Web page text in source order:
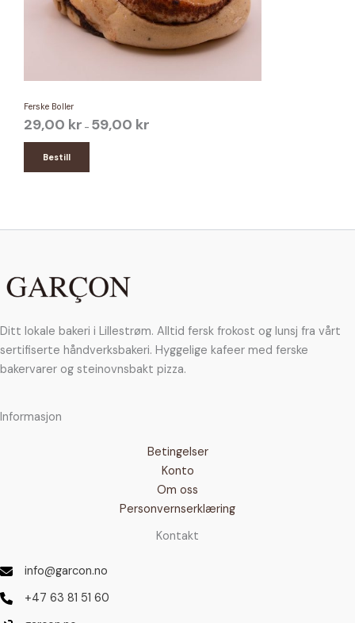
Ferske Boller
29,00 kr – 59,00 kr
Bestill
Ditt lokale bakeri i Lillestrøm. Alltid fersk frokost og lunsj fra vårt
sertifiserte håndverksbakeri. Hyggelige kafeer med ferske
bakervarer og steinovnsbakt pizza.
Informasjon
Betingelser
Konto
Om oss
Personvernserklæring
Kontakt
info@garcon.no
+47 63 81 51 60